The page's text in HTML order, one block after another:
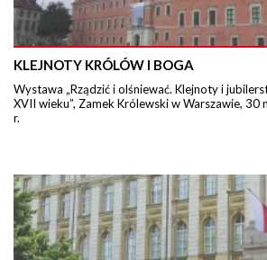
KLEJNOTY KRÓLÓW I BOGA
Wystawa „Rządzić i olśniewać. Klejnoty i
XVII wieku”, Zamek Królewski w Warszawie, 30
r.